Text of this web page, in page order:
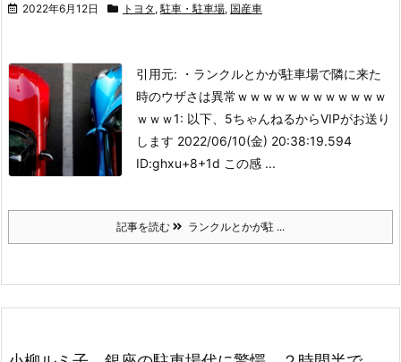
2022年6月12日 トヨタ , 駐車・駐車場, 国産車
引用元: ・ランクルとかが駐車場で隣に来た
時のウザさは異常ｗｗｗｗｗｗｗｗｗｗｗｗ
ｗｗｗ1: 以下、5ちゃんねるからVIPがお送り
します 2022/06/10(金) 20:38:19.594
ID:ghxu+8+1d この感 ...
記事を読む ランクルとかが駐 ...